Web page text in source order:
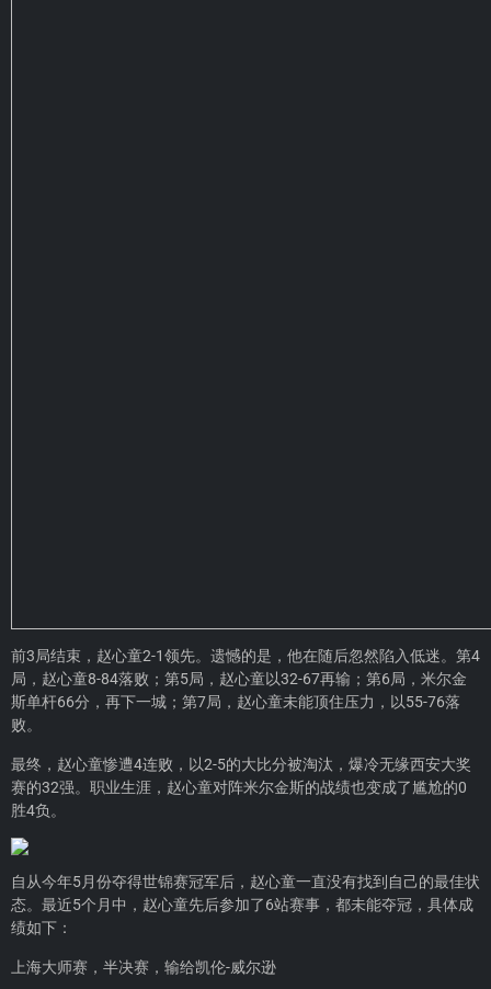
前3局结束，赵心童2-1领先。遗憾的是，他在随后忽然陷入低迷。第4
局，赵心童8-84落败；第5局，赵心童以32-67再输；第6局，米尔金
斯单杆66分，再下一城；第7局，赵心童未能顶住压力，以55-76落
败。
最终，赵心童惨遭4连败，以2-5的大比分被淘汰，爆冷无缘西安大奖
赛的32强。职业生涯，赵心童对阵米尔金斯的战绩也变成了尴尬的0
胜4负。
自从今年5月份夺得世锦赛冠军后，赵心童一直没有找到自己的最佳状
态。最近5个月中，赵心童先后参加了6站赛事，都未能夺冠，具体成
绩如下：
上海大师赛，半决赛，输给凯伦-威尔逊